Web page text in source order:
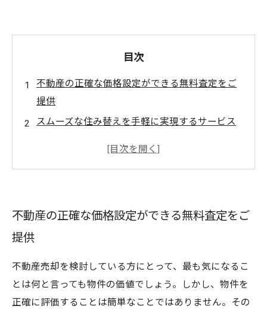
目次
不動産の正確な価格設定ができる無料査定をご
提供
スムーズな住み替えを手軽に実現するサービス
答えします
不動産の正確な価格設定ができる無料査定をご
提供
不動産売却を検討している方にとって、最も気になるこ
とは何と言っても物件の価値でしょう。しかし、物件を
正確に評価することは簡単なことではありません。その